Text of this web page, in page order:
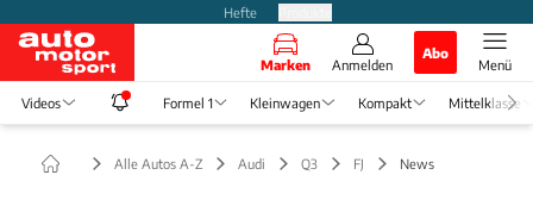
Hefte
Marken Anmelden
Abo
Menü
Videos Formel 1 Kleinwagen Kompakt Mittelklasse
Alle Autos A-Z Audi Q3 FJ News